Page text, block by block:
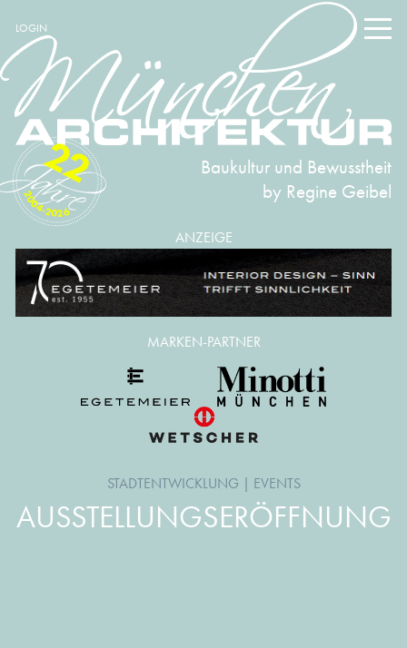
LOGIN
Baukultur und Bewusstheit
by Regine Geibel
2004-2026
22
ANZEIGE
STADTENTWICKLUNG | EVENTS
AUSSTELLUNGSERÖFFNUNG